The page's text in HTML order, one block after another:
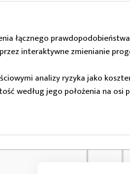
łącznego
interaktywne zmienianie
analizy ryzyka jako
według jego położenia na osi